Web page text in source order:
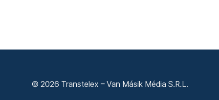
© 2026 Transtelex – Van Másik Média S.R.L.